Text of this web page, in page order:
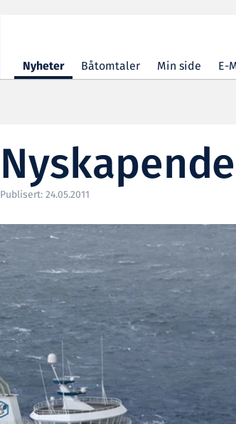
Nyheter Båtomtaler Min side E-
Publisert: 24.05.2011